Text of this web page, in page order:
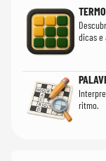
TERMO
dicas e
ritmo.